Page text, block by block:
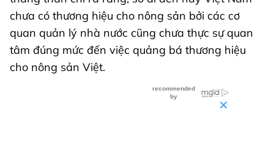
chưa có thương hiệu cho nông sản bởi các cơ
quan quản lý nhà nước cũng chưa thực sự quan
tâm đúng mức đến việc quảng bá thương hiệu
cho nông sản Việt.